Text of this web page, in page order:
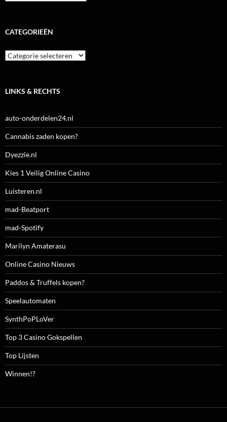
CATEGORIEËN
Categorieën
LINKS & RECHTS
auto-onderdelen24.nl
Cannabis zaden kopen?
Dyezzie.nl
Kies 1 Veilig Online Casino
Luisteren.nl
mad-Beatport
mad-Spotify
Marilyn Amaterasu
Online Casino Nieuws
Paddos & Truffels kopen?
Speelautomaten
SynthPoPLoVer
Top 3 Casino Gokspellen
Top Lijsten
Winnen!?